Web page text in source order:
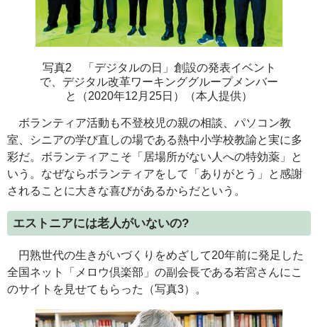
写真2 「デジタルの日」創設の発表イベント
で、デジタル改革ワーキンググループメンバー
と（2020年12月25日）（本人提供）
ボランティア活動も不登校児の親の相談、パソコン教
室、シニアの学び直しの場である熱中小学校教諭と実に多
彩だ。ボランティアこそ「居場所がない人への特効薬」と
いう。なぜならボランティアをして「ありがとう」と感謝
されることに大きな喜びがあるからだという。
エストニアには老人がいないの?
円熟世代の生きがいづくりをめざして20年前に発足した
全国ネット「メロウ倶楽部」の副会長である若宮さんにこ
のサイトを見せてもらった（写真3）。